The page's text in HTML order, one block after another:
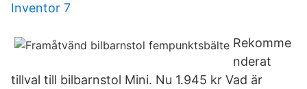
Inventor 7
Rekomme
nderat
tillval till bilbarnstol Mini. Nu 1.945 kr Vad är